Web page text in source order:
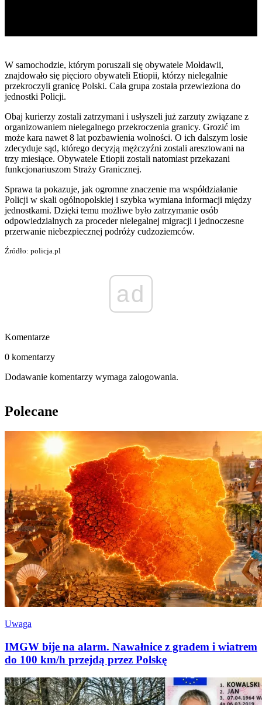
W samochodzie, którym poruszali się obywatele Mołdawii,
znajdowało się pięcioro obywateli Etiopii, którzy nielegalnie
przekroczyli granicę Polski. Cała grupa została przewieziona do
jednostki Policji.
Obaj kurierzy zostali zatrzymani i usłyszeli już zarzuty związane z
organizowaniem nielegalnego przekroczenia granicy. Grozić im
może kara nawet 8 lat pozbawienia wolności. O ich dalszym losie
zdecyduje sąd, którego decyzją mężczyźni zostali aresztowani na
trzy miesiące. Obywatele Etiopii zostali natomiast przekazani
funkcjonariuszom Straży Granicznej.
Sprawa ta pokazuje, jak ogromne znaczenie ma współdziałanie
Policji w skali ogólnopolskiej i szybka wymiana informacji między
jednostkami. Dzięki temu możliwe było zatrzymanie osób
odpowiedzialnych za proceder nielegalnej migracji i jednoczesne
przerwanie niebezpiecznej podróży cudzoziemców.
Źródło: policja.pl
ad
Komentarze
0 komentarzy
Dodawanie komentarzy wymaga zalogowania.
Polecane
Uwaga
IMGW bije na alarm. Nawałnice z gradem i wiatrem
do 100 km/h przejdą przez Polskę